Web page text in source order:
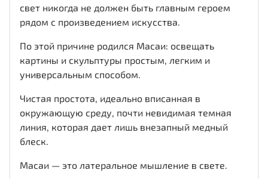
свет никогда не должен быть главным героем
рядом с произведением искусства.
По этой причине родился Масаи: освещать
картины и скульптуры простым, легким и
универсальным способом.
Чистая простота, идеально вписанная в
окружающую среду, почти невидимая темная
линия, которая дает лишь внезапный медный
блеск.
Масаи — это латеральное мышление в свете.